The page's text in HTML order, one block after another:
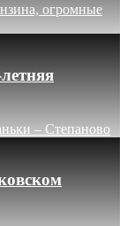
огромные
– Степаново